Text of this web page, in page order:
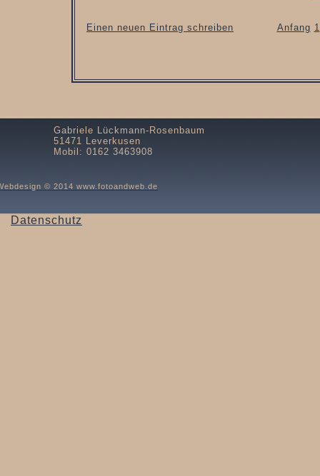
Einen neuen Eintrag schreiben Anfang 1
Gabriele Lückmann-Rosenbaum
51471 Leverkusen
Mobil: 0162 3463908
© 2014 www.fotoandweb.de
Datenschutz